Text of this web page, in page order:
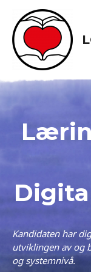
Kandidaten har
utviklingen av og
og systemnivå.